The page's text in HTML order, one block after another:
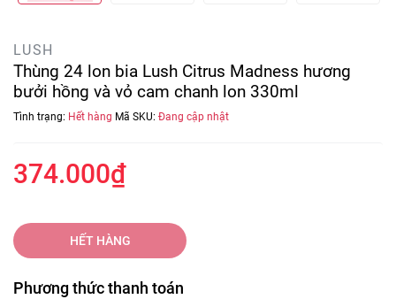
LUSH
Thùng 24 lon bia Lush Citrus Madness hương
bưởi hồng và vỏ cam chanh lon 330ml
Tình trạng: Hết hàng Mã SKU: Đang cập nhật
374.000₫
HẾT HÀNG
Phương thức thanh toán